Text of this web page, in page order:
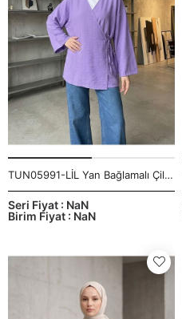
TUN05991-LİL Yan Bağlamalı Çilek Tunik-Lila
Birim Fiyat : NaN
Seri Fiyat : NaN